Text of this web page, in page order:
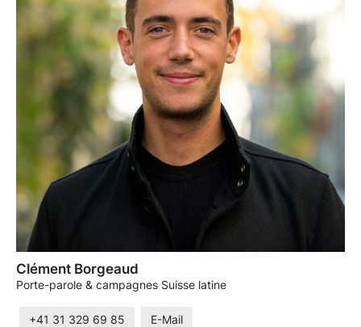
Clément Borgeaud
Porte-parole & campagnes Suisse latine
+41 31 329 69 85 E-Mail